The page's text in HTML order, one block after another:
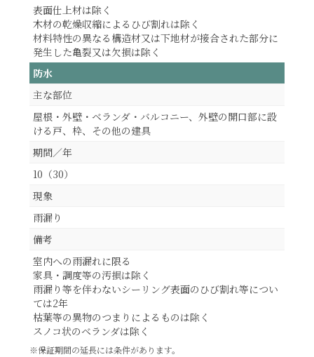
表面仕上材は除く
木材の乾燥収縮によるひび割れは除く
材料特性の異なる構造材又は下地材が接合された部分に
発生した亀裂又は欠損は除く
防水
主な部位
屋根・外壁・ベランダ・バルコニー、外壁の開口部に設
ける戸、枠、その他の建具
期間／年
10（30）
現象
雨漏り
備考
室内への雨漏れに限る
家具・調度等の汚損は除く
雨漏り等を伴わないシーリング表面のひび割れ等につい
ては2年
枯葉等の異物のつまりによるものは除く
スノコ状のベランダは除く
※保証期間の延長には条件があります。